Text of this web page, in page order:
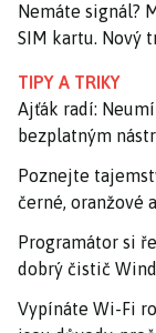
Nemáte signál?
SIM kartu. Nový
TIPY A TRIKY
Ajťák radí:
bezplatným
Poznejte
černé, oranžové
Programátor si
dobrý čistič
Vypínáte Wi-Fi